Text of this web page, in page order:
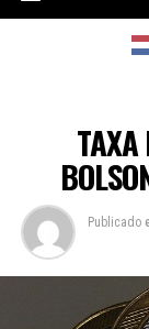
TAXA
Publicado